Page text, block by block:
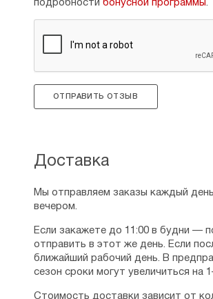
подробности бонусной программы .
ОТПРАВИТЬ ОТЗЫВ
Доставка
Мы отправляем заказы каждый
вечером.
Если закажете до 11:00 в будни —
отправить в этот же день. Если
ближайший рабочий день. В
сезон сроки могут увеличиться на
Стоимость доставки зависит от